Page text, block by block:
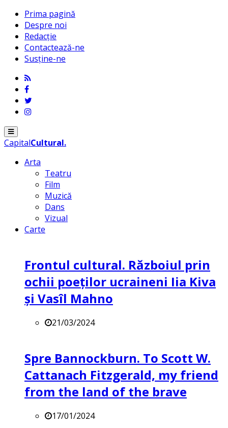
Prima pagină
Despre noi
Redacție
Contactează-ne
Susține-ne
Menu
CapitalCultural.
Arta
Teatru
Film
Muzică
Dans
Vizual
Carte
Frontul cultural. Războiul prin
ochii poeților ucraineni Iia Kiva
și Vasîl Mahno
21/03/2024
Spre Bannockburn. To Scott W.
Cattanach Fitzgerald, my friend
from the land of the brave
17/01/2024